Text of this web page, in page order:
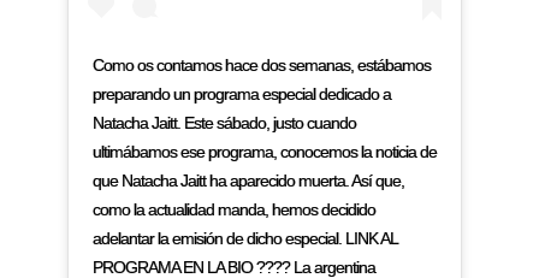
Como os contamos hace dos semanas, estábamos
preparando un programa especial dedicado a
Natacha Jaitt. Este sábado, justo cuando
ultimábamos ese programa, conocemos la noticia de
que Natacha Jaitt ha aparecido muerta. Así que,
como la actualidad manda, hemos decidido
adelantar la emisión de dicho especial. LINK AL
PROGRAMA EN LA BIO ???? La argentina